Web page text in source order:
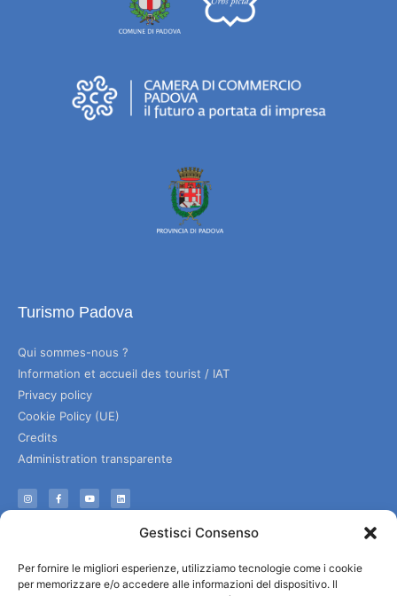
Gestisci Consenso
Per fornire le migliori esperienze, utilizziamo tecnologie come i cookie
per memorizzare e/o accedere alle informazioni del dispositivo. Il
Turismo Padova
Qui sommes-nous ?
Information et accueil des tourist / IAT
Privacy policy
Cookie Policy (UE)
Credits
Administration transparente
Services utiles